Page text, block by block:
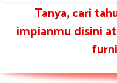
Tanya, cari
impianmu disini